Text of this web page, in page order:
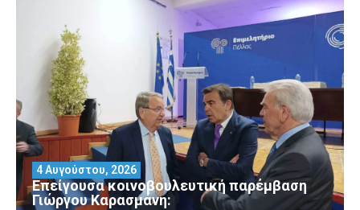
Επείγουσα κοινοβουλευτική παρέμβαση
Γιώργου Καρασμάνη:
4 Αυγούστου, 2026